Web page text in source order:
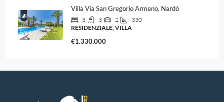
Villa Via San Gregorio Armeno, Nardò
3 3 2
330
RESIDENZIALE, VILLA
€1.330.000